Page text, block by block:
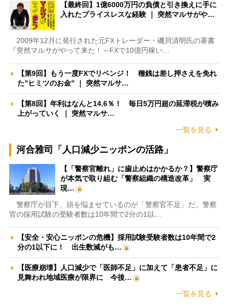
【最終回】1億6000万円の負債と引き換えに手に
入れたプライスレスな経験 ｜ 突然マルサがや…
2009年12月に発行された元FXトレーダー・磯貝清明氏の著書
『突然マルサがやって来た！～FXで10億円稼い…
【第9回】もう一度FXでリベンジ！ 種銭は差し押さえを免れ
た”ヒミツのお金” ｜ 突然マルサ…
【第8回】年利はなんと14.6％！ 毎日5万円超の延滞税が積み
上がっていく ｜ 突然マルサ…
一覧を見る
河合雅司「人口減少ニッポンの活路」
【「警察官離れ」に歯止めはかかるか？】警察庁
が本気で取り組む「警察組織の構造改革」 実
現…
警察庁が目下、頭を悩ませているのが「警察官不足」だ。警察
官の採用試験の受験者数は10年間で2分の1以…
【安全・安心ニッポンの危機】採用試験受験者数は10年間で2
分の1以下に！ 出生数減がも…
【医療崩壊】人口減少で「医師不足」に加えて「患者不足」に
見舞われ地域医療が限界に 今後…
一覧を見る